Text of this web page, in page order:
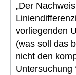
„Der
vorliegenden
(was soll das
nicht den
Untersuchung